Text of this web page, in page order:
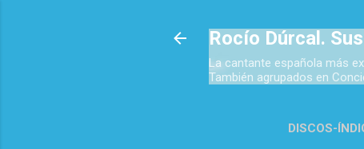
Rocío Dúrcal.
La cantante española más
También agrupados en
DISCOS-